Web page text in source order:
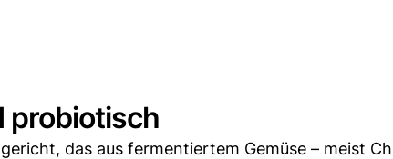
probiotisch
das aus fermentiertem Gemüse – meist